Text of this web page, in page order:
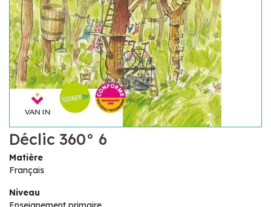
Déclic 360° 6
Matière
Français
Niveau